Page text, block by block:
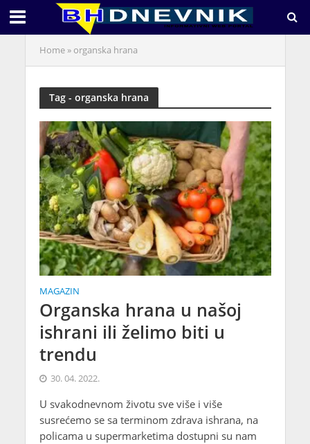
Home» organska hrana
Tag - organska hrana
MAGAZIN
Organska hrana u našoj
ishrani ili želimo biti u
trendu
30. 04. 2022.
U svakodnevnom životu sve više i više
susrećemo se sa terminom zdrava ishrana, na
policama u supermarketima dostupni su nam